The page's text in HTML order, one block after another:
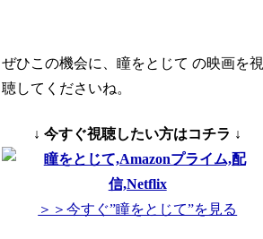
ぜひこの機会に、瞳をとじて の映画を視
聴してくださいね。
↓ 今すぐ視聴したい方はコチラ ↓
＞＞今すぐ”瞳をとじて”を見る